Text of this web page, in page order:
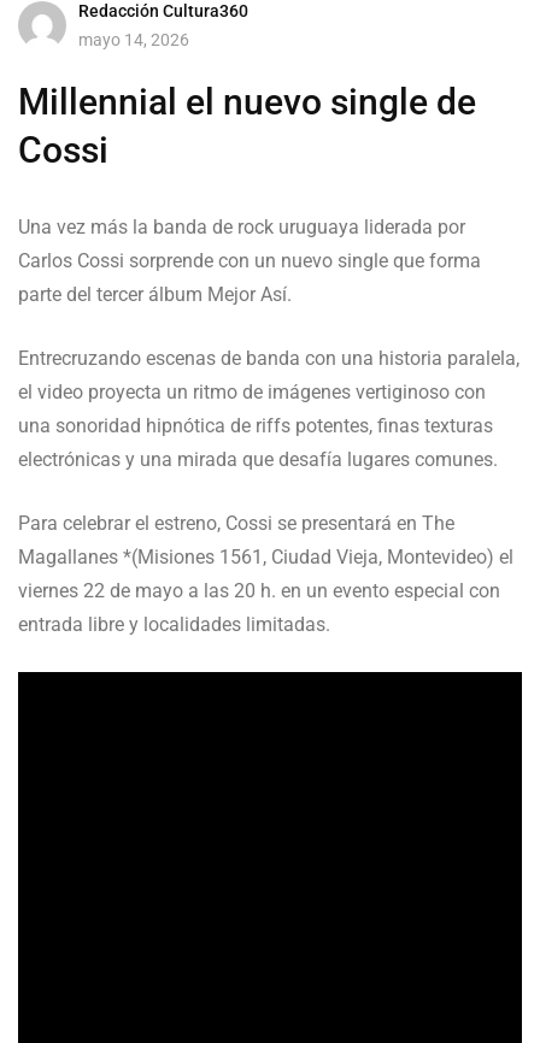
Redacción Cultura360
mayo 14, 2026
Millennial el nuevo single de
Cossi
Una vez más la banda de rock uruguaya liderada por
Carlos Cossi sorprende con un nuevo single que forma
parte del tercer álbum Mejor Así.
Entrecruzando escenas de banda con una historia paralela,
el video proyecta un ritmo de imágenes vertiginoso con
una sonoridad hipnótica de riffs potentes, finas texturas
electrónicas y una mirada que desafía lugares comunes.
Para celebrar el estreno, Cossi se presentará en The
Magallanes *(Misiones 1561, Ciudad Vieja, Montevideo) el
viernes 22 de mayo a las 20 h. en un evento especial con
entrada libre y localidades limitadas.